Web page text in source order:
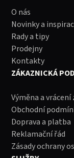
O nás
Novinky a
Rady a tipy
Prodejny
Kontakty
ZÁKAZNICKÁ
Výměna a
Obchodní
Doprava a platba
Reklamační řád
Zásady ochrany